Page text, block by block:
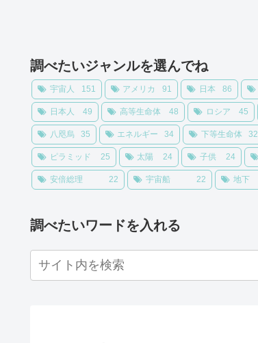
調べたいジャンルを選んでね
宇宙人 151 アメリカ 91 日本 86
日本人 49 高等生命体 48 ロシア 45
八咫烏 35 エネルギー 34 下等生命体 32
ピラミッド 25 太陽 24 子供 24
安倍総理 22 宇宙船 22 地下
調べたいワードを入れる